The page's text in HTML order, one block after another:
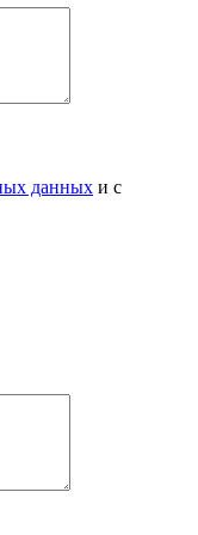
данных и с